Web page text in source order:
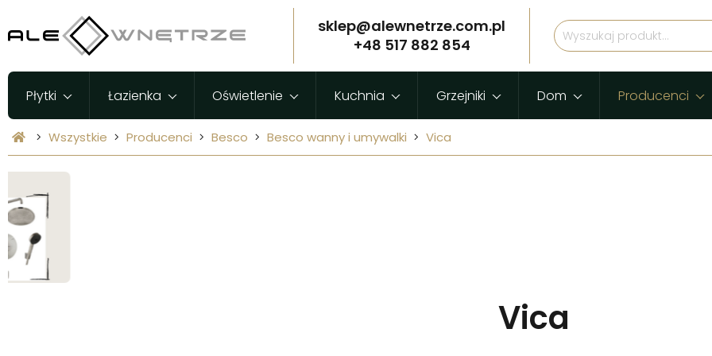
sklep@alewnetrze.com.pl
+48 517 882 854
Płytki Łazienka Oświetlenie Kuchnia Grzejniki Dom Producenci
Wszystkie Producenci Besco Besco wanny i umywalki Vica
Vica